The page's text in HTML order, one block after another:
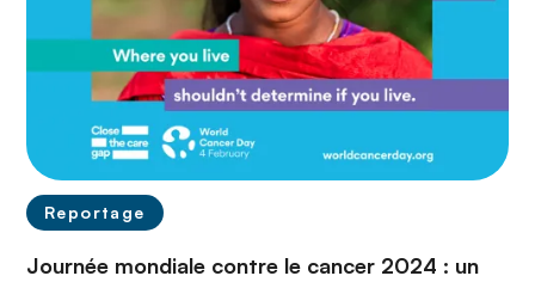
Reportage
Journée mondiale contre le cancer 2024 : un